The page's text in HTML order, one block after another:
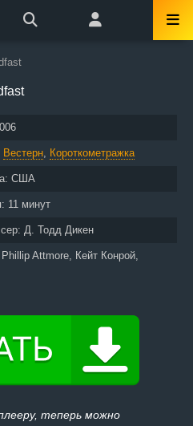
Вестерн, Короткометражка
США
11 минут
Д. Тодд Дикен
Attmore, Кейт Конрой,
теперь можно